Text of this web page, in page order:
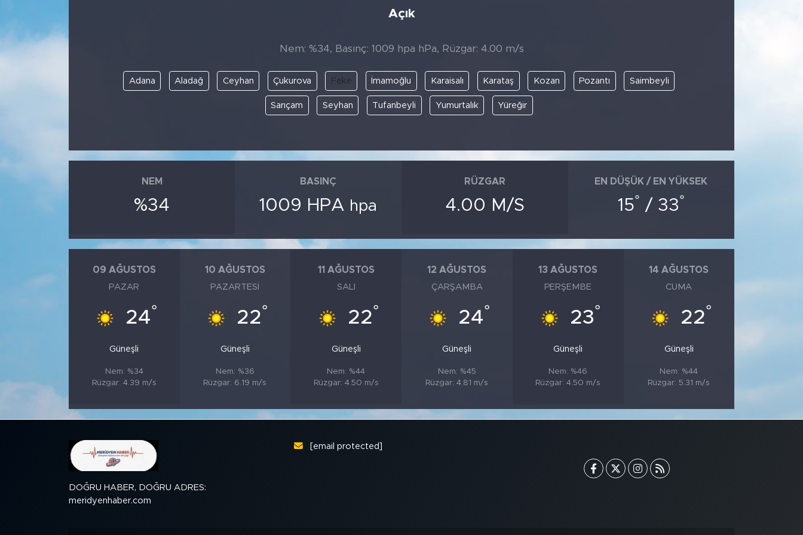
Açık
Nem: %34, Basınç: 1009 hpa hPa, Rüzgar: 4.00 m/s
Adana Aladağ Ceyhan Çukurova Feke İmamoğlu Karaisalı Karataş Kozan Pozantı Saimbeyli
Sarıçam Seyhan Tufanbeyli Yumurtalık Yüreğir
NEM
%34
BASINÇ
1009 HPA hpa
RÜZGAR
4.00 M/S
EN DÜŞÜK / EN YÜKSEK
15° / 33°
09 AĞUSTOS
PAZAR
24°
Güneşli
Nem: %34
Rüzgar: 4.39 m/s
10 AĞUSTOS
PAZARTESI
22°
Güneşli
Nem: %36
Rüzgar: 6.19 m/s
11 AĞUSTOS
SALI
22°
Güneşli
Nem: %44
Rüzgar: 4.50 m/s
12 AĞUSTOS
ÇARŞAMBA
24°
Güneşli
Nem: %45
Rüzgar: 4.81 m/s
13 AĞUSTOS
PERŞEMBE
23°
Güneşli
Nem: %46
Rüzgar: 4.50 m/s
14 AĞUSTOS
CUMA
22°
Güneşli
Nem: %44
Rüzgar: 5.31 m/s
DOĞRU HABER, DOĞRU ADRES:
meridyenhaber.com
[email protected]
KÜLTÜR SANAT
TARİHTEN GÜNÜMÜZE
TARİH